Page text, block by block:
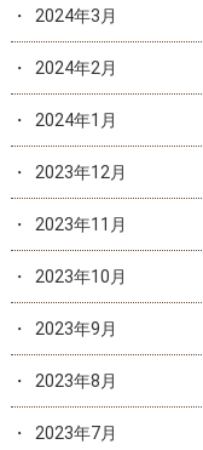
2024年3月
2024年2月
2024年1月
2023年12月
2023年11月
2023年10月
2023年9月
2023年8月
2023年7月